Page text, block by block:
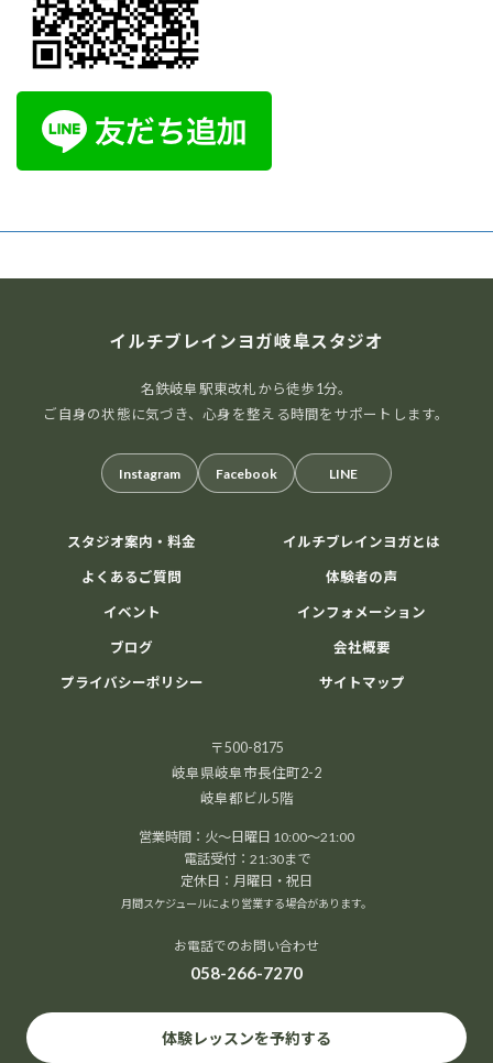
イルチブレインヨガ岐阜スタジオ
名鉄岐阜駅東改札から徒歩1分。
ご自身の状態に気づき、心身を整える時間をサポートします。
Instagram Facebook LINE
スタジオ案内・料金 イルチブレインヨガとは
よくあるご質問 体験者の声
イベント インフォメーション
ブログ 会社概要
プライバシーポリシー サイトマップ
〒500-8175
岐阜県岐阜市長住町2-2
岐阜都ビル5階
営業時間：火～日曜日 10:00～21:00
電話受付：21:30まで
定休日：月曜日・祝日
月間スケジュールにより営業する場合があります。
お電話でのお問い合わせ
058-266-7270
体験レッスンを予約する